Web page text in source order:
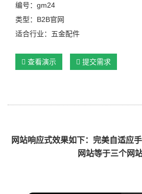
编号：gm24
类型：B2B官网
适合行业：五金配件
查看演示 提交需求
网站响应式效果如下：完美自适应
网站等于三个网站